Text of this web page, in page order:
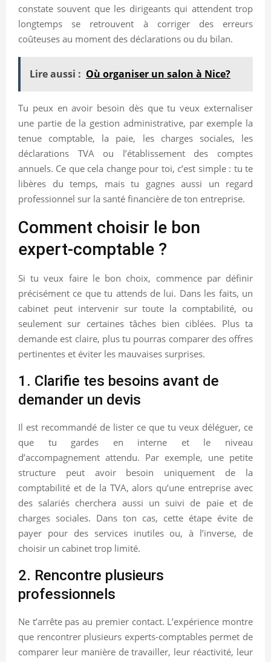
constate souvent que les dirigeants qui attendent trop
longtemps se retrouvent à corriger des erreurs
coûteuses au moment des déclarations ou du bilan.
Lire aussi : Où organiser un salon à Nice?
Tu peux en avoir besoin dès que tu veux externaliser
une partie de la gestion administrative, par exemple la
tenue comptable, la paie, les charges sociales, les
déclarations TVA ou l’établissement des comptes
annuels. Ce que cela change pour toi, c’est simple : tu te
libères du temps, mais tu gagnes aussi un regard
professionnel sur la santé financière de ton entreprise.
Comment choisir le bon
expert-comptable ?
Si tu veux faire le bon choix, commence par définir
précisément ce que tu attends de lui. Dans les faits, un
cabinet peut intervenir sur toute la comptabilité, ou
seulement sur certaines tâches bien ciblées. Plus ta
demande est claire, plus tu pourras comparer des offres
pertinentes et éviter les mauvaises surprises.
1. Clarifie tes besoins avant de
demander un devis
Il est recommandé de lister ce que tu veux déléguer, ce
que tu gardes en interne et le niveau
d’accompagnement attendu. Par exemple, une petite
structure peut avoir besoin uniquement de la
comptabilité et de la TVA, alors qu’une entreprise avec
des salariés cherchera aussi un suivi de paie et de
charges sociales. Dans ton cas, cette étape évite de
payer pour des services inutiles ou, à l’inverse, de
choisir un cabinet trop limité.
2. Rencontre plusieurs
professionnels
Ne t’arrête pas au premier contact. L’expérience montre
que rencontrer plusieurs experts-comptables permet de
comparer leur manière de travailler, leur réactivité, leur